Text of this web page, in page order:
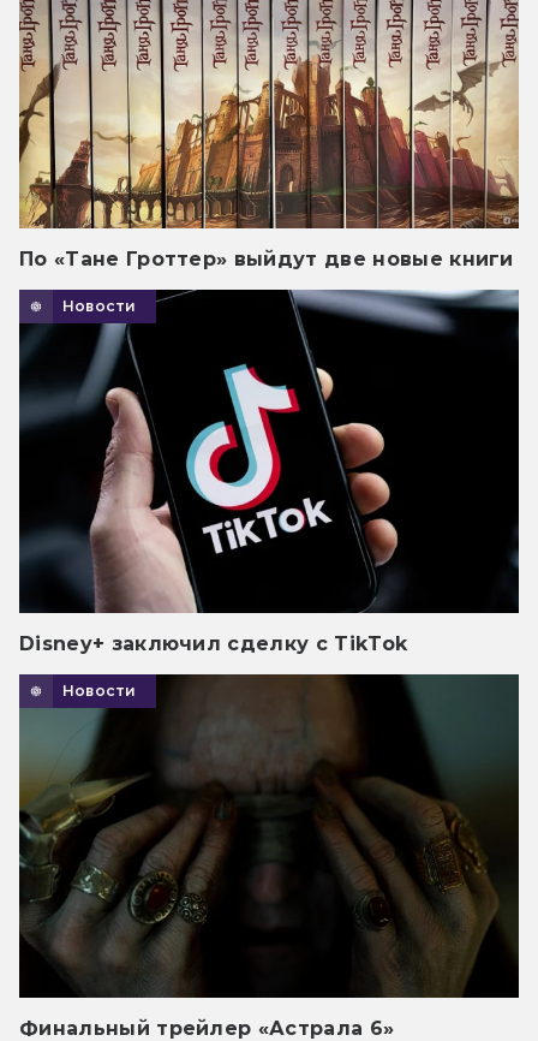
По «Тане Гроттер» выйдут две новые книги
Новости
Disney+ заключил сделку с TikTok
Новости
Финальный трейлер «Астрала 6»